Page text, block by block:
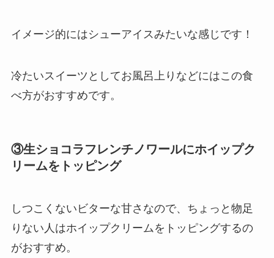
イメージ的にはシューアイスみたいな感じです！
冷たいスイーツとしてお風呂上りなどにはこの食
べ方がおすすめです。
③生ショコラフレンチノワールにホイップク
リームをトッピング
しつこくないビターな甘さなので、ちょっと物足
りない人はホイップクリームをトッピングするの
がおすすめ。